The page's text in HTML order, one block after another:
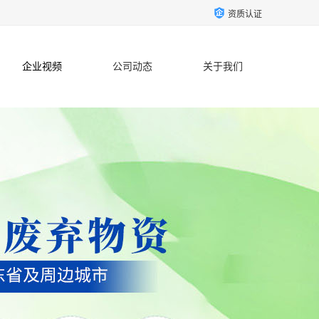
资质认证
企业视频 公司动态 关于我们